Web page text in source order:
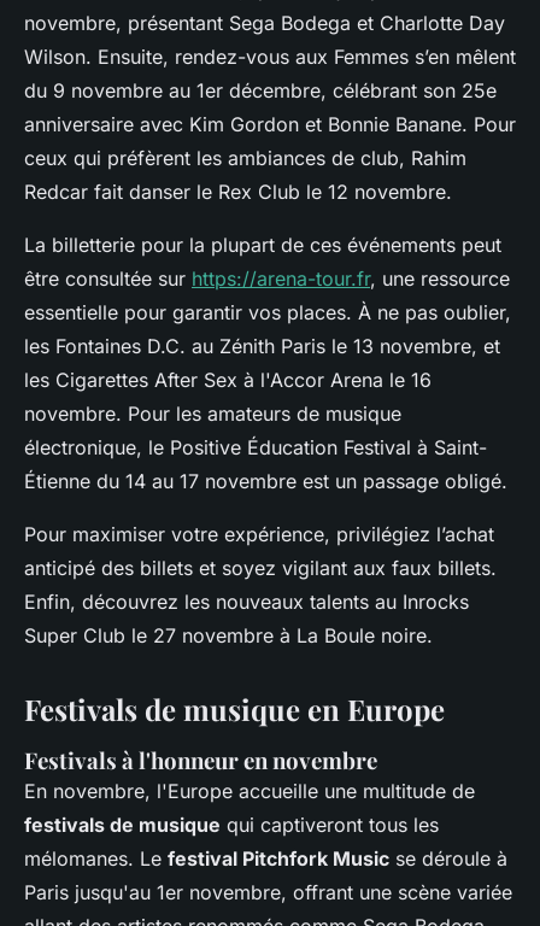
novembre, présentant Sega Bodega et Charlotte Day
Wilson. Ensuite, rendez-vous aux Femmes s’en mêlent
du 9 novembre au 1er décembre, célébrant son 25e
anniversaire avec Kim Gordon et Bonnie Banane. Pour
ceux qui préfèrent les ambiances de club, Rahim
Redcar fait danser le Rex Club le 12 novembre.
La billetterie pour la plupart de ces événements peut
être consultée sur https://arena-tour.fr, une ressource
essentielle pour garantir vos places. À ne pas oublier,
les Fontaines D.C. au Zénith Paris le 13 novembre, et
les Cigarettes After Sex à l'Accor Arena le 16
novembre. Pour les amateurs de musique
électronique, le Positive Éducation Festival à Saint-
Étienne du 14 au 17 novembre est un passage obligé.
Pour maximiser votre expérience, privilégiez l’achat
anticipé des billets et soyez vigilant aux faux billets.
Enfin, découvrez les nouveaux talents au Inrocks
Super Club le 27 novembre à La Boule noire.
Festivals de musique en Europe
Festivals à l'honneur en novembre
En novembre, l'Europe accueille une multitude de
festivals de musique qui captiveront tous les
mélomanes. Le festival Pitchfork Music se déroule à
Paris jusqu'au 1er novembre, offrant une scène variée